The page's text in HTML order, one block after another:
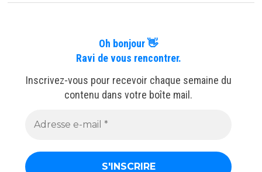
Oh bonjour 👋
Ravi de vous rencontrer.
Inscrivez-vous pour recevoir chaque semaine du
contenu dans votre boîte mail.